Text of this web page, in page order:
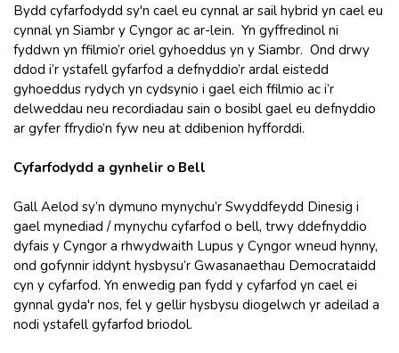
Bydd cyfarfodydd sy'n cael eu cynnal ar sail hybrid yn cael eu
cynnal yn Siambr y Cyngor ac ar-lein. Yn gyffredinol ni
fyddwn yn ffilmio’r oriel gyhoeddus yn y Siambr. Ond drwy
ddod i’r ystafell gyfarfod a defnyddio’r ardal eistedd
gyhoeddus rydych yn cydsynio i gael eich ffilmio ac i’r
delweddau neu recordiadau sain o bosibl gael eu defnyddio
ar gyfer ffrydio’n fyw neu at ddibenion hyfforddi.
Cyfarfodydd a gynhelir o Bell
Gall Aelod sy’n dymuno mynychu’r Swyddfeydd Dinesig i
gael mynediad / mynychu cyfarfod o bell, trwy ddefnyddio
dyfais y Cyngor a rhwydwaith Lupus y Cyngor wneud hynny,
ond gofynnir iddynt hysbysu’r Gwasanaethau Democrataidd
cyn y cyfarfod. Yn enwedig pan fydd y cyfarfod yn cael ei
gynnal gyda'r nos, fel y gellir hysbysu diogelwch yr adeilad a
nodi ystafell gyfarfod briodol.